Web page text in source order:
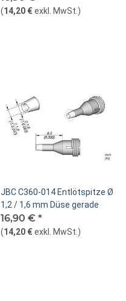
(14,20 €exkl. MwSt. )
JBC C360-014 Entlötspitze Ø
1,2 / 1,6 mm Düse gerade
16,90 € *
(14,20 €exkl. MwSt. )